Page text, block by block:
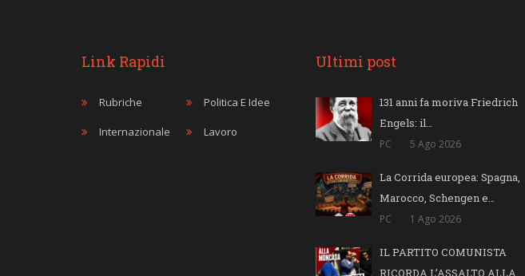
Link Rapidi
Rubriche Politica E Idee
Internazionale Lavoro
Ultimi post
131 anni fa moriva Friedrich
Engels: il…
PC 5 Ago 2026
La Corrida europea: Spagna,
Marocco, Schengen e…
PC 1 Ago 2026
IL PARTITO COMUNISTA
RICORDA L’ASSALTO ALLA